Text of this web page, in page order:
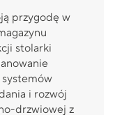
przygodę w
stolarki
i rozwój
drzwiowej z